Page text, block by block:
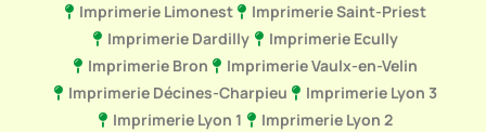
Imprimerie Limonest
Imprimerie Saint-Priest
Imprimerie Dardilly
Imprimerie Ecully
Imprimerie Bron
Imprimerie Vaulx-en-Velin
Imprimerie Décines-Charpieu
Imprimerie Lyon 3
Imprimerie Lyon 1
Imprimerie Lyon 2